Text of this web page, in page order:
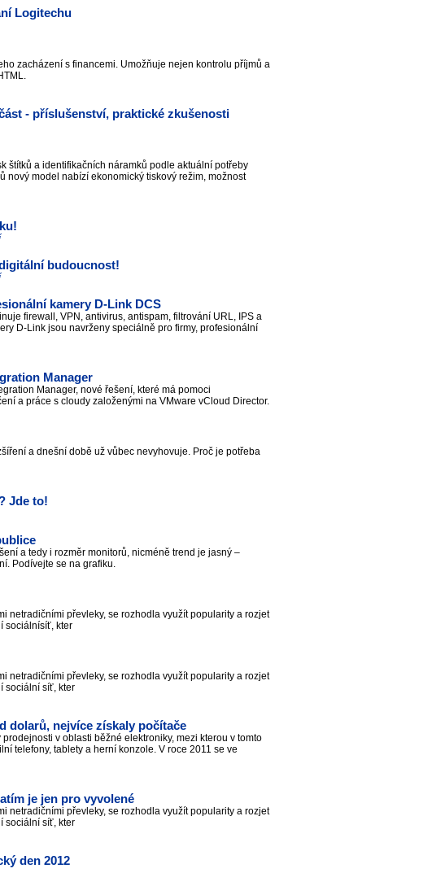
Logitechu
zacházení s financemi. Umožňuje nejen kontrolu příjmů a
- příslušenství, praktické zkušenosti
štítků a identifikačních náramků podle aktuální potřeby
model nabízí ekonomický tiskový režim, možnost
budoucnost!
kamery D-Link DCS
firewall, VPN, antivirus, antispam, filtrování URL, IPS a
D-Link jsou navrženy speciálně pro firmy, profesionální
Manager
Manager, nové řešení, které má pomoci
a práce s cloudy založenými na VMware vCloud Director.
a dnešní době už vůbec nevyhovuje. Proč je potřeba
Jde to!
a tedy i rozměr monitorů, nicméně trend je jasný –
Podívejte se na grafiku.
netradičními převleky, se rozhodla využít popularity a rozjet
sociálnísíť, kter
netradičními převleky, se rozhodla využít popularity a rozjet
sociální síť, kter
dolarů, nejvíce získaly počítače
v oblasti běžné elektroniky, mezi kterou v tomto
telefony, tablety a herní konzole. V roce 2011 se ve
je jen pro vyvolené
netradičními převleky, se rozhodla využít popularity a rozjet
sociální síť, kter
den 2012